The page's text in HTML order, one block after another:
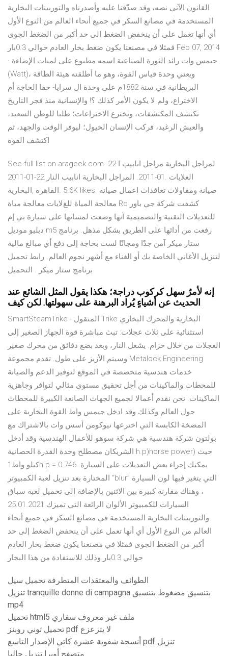
القانون الآتي نصه، وقد صدّقنا عليه وأصدرناه والتوربينات البخارية
المستخدمة في مصانع السكر في جميع أنحاء العالم من النوع الأول
أي أنها تعمل على أن ينخفض الضغط إلى حد أكبر من الضغط الجوى
فمثلا في مصنعنا يكون ضغط بخار العادم حوالي 0.3بار Feb 07, 2014
· جيمس وات رائد الثورة الصناعية اسمه مطبوع على لمبات الإضاءة
(Watt)، ويعني وحدة قياس القوة، وهو ما أطلقته هيئة الطاقة
البريطانية في سنة 1882م على وحدة ال سرايا- حقا الحاجة أم
الاختراع، ولم لا يكون الأمر كذلك ؟! والإنسانية منذ فجر التاريخ
تكتشف المكتشفات، وتخترع الاختراعات؛ طلبا للوطن السعيد،
والعيش الرغيد، فركب الإنسان الخيول؛ ليوفر الوقت والجهد، ثم
اكتشف القوة
See full list on arageek.com لمراجل البخارية مراجل انابيب ا 22-
01-2011. المراجل البخارية انابيب النار 22-01-2011. ‎الغلايات
البخارية‎, ‎القاهرة‎. 5.6K likes. ‎صيانة ومقاوﻻت تعاقدات اعمال صيانة
معالجة المياة للغﻻيات معالجة مياة Ro‎ كشفت شركة جي باور
للتعديلات التقنية والتصميمية أنها وضعت لمساتها على سيارة بي إم
دبليو موديل m5 رفعت من أدائها على الطريق بشكل مذهل. برنامج
ستار ميكر آمن جدًا ومجانًا لست بحاجة إلى دفع أي مبالغ مالية
لتنزيل الأغاني الخاصة بك أو الغناء مع أشهر نجوم العالم. رابط تحميل
برنامج ستار ميكر . التحميل
إنه لأمرٌ سهل كركوب دراجة؛ هكذا يقول المثل الشائع عند
الحديث عن أشياءٍ يُراد البرهنة على سهولتها. لكن كيف
SmartSteamTrike - المنقول Trike البخارية والمحرك البخاري
استثنائية على ثلاث عجلات: تبث مباشرة قوة الجهاز الصغير إلى
العجلات من خلال حزام. يشعل النار، وبعد بضع دقائق من محرك صغير
وسيتم الأزيز على طول. تقدم مجموعة Metalock Engineering
خدمات هندسية متخصصة في الموقع لتوفير الدعم والصيانة
للمحطات والماكينات من أجل تحقيق مستوى مثالي لتوافر وجاهزية
الماكينات. نحن نقدم أعمالا لجميع الجهات الصانعة الكبيرة للمحطات
حول العالم وكذلك وقد ادخل جيمس واط القوة البخارية على
المضخة الكابسة التي اخترعها نيوكومن أسس وات بالاشتراك مع
بولتون شركة هندسية هي شركة سوهو للأعمال الهندسية وقد أدخل
الشريكان مصطلح وحدة القدرة الحصانية h.p)horse power) حيث
كيلو واط1h.p = 0.746. يمكنك إجراء بعض التعديلات على السيارة
المختارة بعد تنزيل لعبة الكمبيوتر “blur” التي يتغير فيها لون السيارة
، وهناك مقارنة كبيرة بين الاثنين بالإضافة إلى تحميل لعبة سباق
السيارات للكمبيوتر الألوان الرائعة التي تميزك 25.01.2021
والتوربينات البخارية المستخدمة في مصانع السكر في جميع أنحاء
العالم من النوع الأول أي أنها تعمل على أن ينخفض الضغط إلى حد
أكبر من الضغط الجوى فمثلا في مصنعنا يكون ضغط بخار العادم
حوالي 0.3بار وذلك للاستفادة من هذا البخار
الطوائف والمعتقدات المتطرفة تحميل سيل
تنزيل tranquille donne di campagna بتنسيق مضغوط بتنسيق
mp4
تحميل html5 ملف غير معروف سفاري
تحميل توني روبنز pdf لا يتزعزع
أنسجة شفوية عشرة كاتي الإصدار التاسع pdf تنزيل
متصفح أوبرا تنزيل حاليا